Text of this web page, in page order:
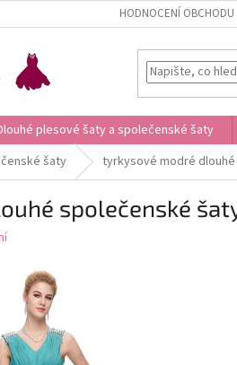
HODNOCENÍ OBCHODU
plesové šaty a společenské šaty
šaty tyrkysové modré
společenské